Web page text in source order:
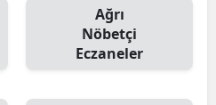
Ağrı
Nöbetçi
Eczaneler